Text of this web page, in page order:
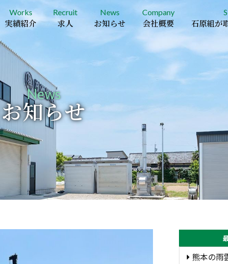
Works
実績紹介
Recruit
求人
News
お知らせ
Company
会社概要 石原組が
News
お知らせ
熊本の雨